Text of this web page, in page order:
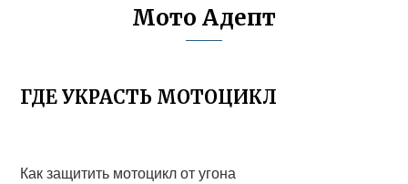
Мото Адепт
ГДЕ УКРАСТЬ МОТОЦИКЛ
Как защитить мотоцикл от угона